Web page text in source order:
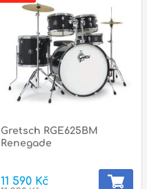
Gretsch RGE625BM
Renegade
11 590 Kč